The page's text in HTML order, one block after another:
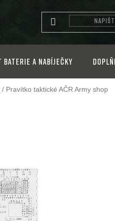
a nabíječky
/ Pravítko taktické AČR Army shop